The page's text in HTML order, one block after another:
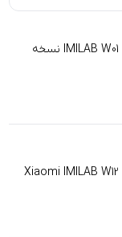
ساعت هوشمند شیائومی IMILAB W01 نسخه